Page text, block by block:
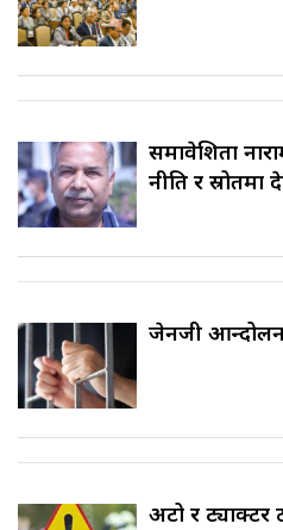
समावेशिता
नीति र स्रोतमा
जेनजी
अटो र ट्याक्टर